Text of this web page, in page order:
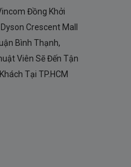
Đồng Khởi
Crescent Mall
Bình Thạnh,
Viên Sẽ Đến Tận
Tại TP.HCM